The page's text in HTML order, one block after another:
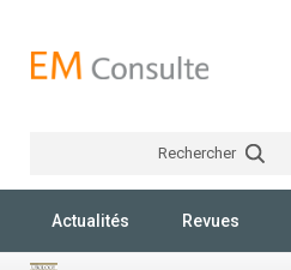
Rechercher
Actualités Revues